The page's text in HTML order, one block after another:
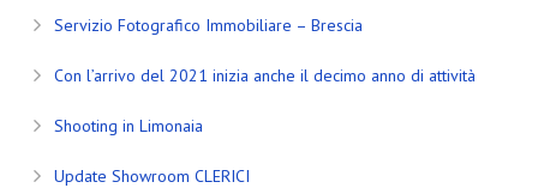
Servizio Fotografico Immobiliare – Brescia
Con l’arrivo del 2021 inizia anche il decimo anno di attività
Shooting in Limonaia
Update Showroom CLERICI